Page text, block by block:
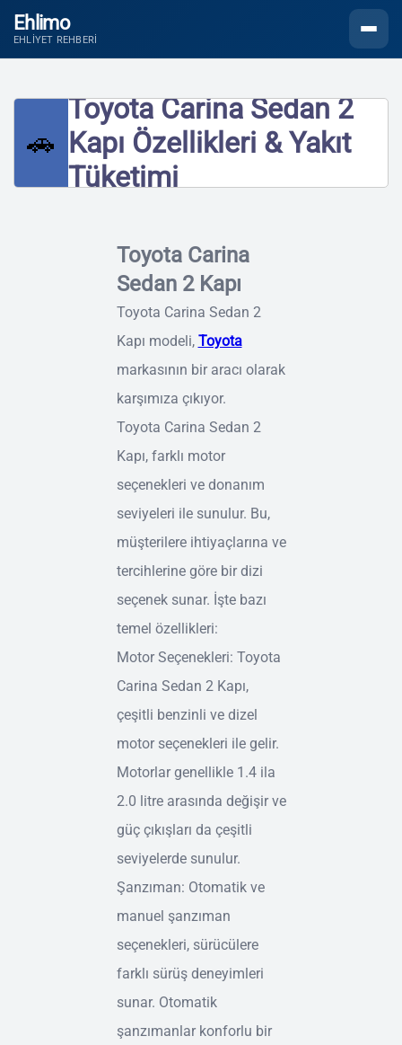
Ehlimo
EHLIYET REHBERI
🚗
Toyota Carina Sedan 2
Kapı Özellikleri & Yakıt
Tüketimi
Toyota Carina
Sedan 2 Kapı
Toyota Carina Sedan 2
Kapı modeli, Toyota
markasının bir aracı olarak
karşımıza çıkıyor.
Toyota Carina Sedan 2
Kapı, farklı motor
seçenekleri ve donanım
seviyeleri ile sunulur. Bu,
müşterilere ihtiyaçlarına ve
tercihlerine göre bir dizi
seçenek sunar. İşte bazı
temel özellikleri:
Motor Seçenekleri: Toyota
Carina Sedan 2 Kapı,
çeşitli benzinli ve dizel
motor seçenekleri ile gelir.
Motorlar genellikle 1.4 ila
2.0 litre arasında değişir ve
güç çıkışları da çeşitli
seviyelerde sunulur.
Şanzıman: Otomatik ve
manuel şanzıman
seçenekleri, sürücülere
farklı sürüş deneyimleri
sunar. Otomatik
şanzımanlar konforlu bir